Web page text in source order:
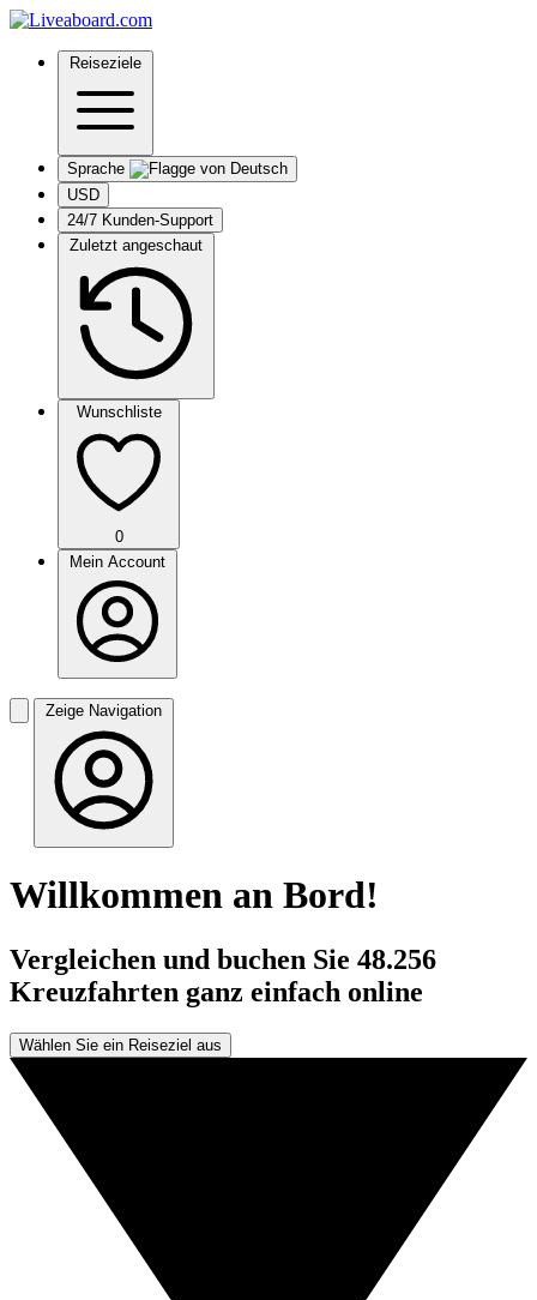
Reiseziele
Sprache
USD
24/7 Kunden-Support
Zuletzt angeschaut
Wunschliste
0
Mein Account
Zeige Navigation
Willkommen an Bord!
Vergleichen und buchen Sie 48.256
Kreuzfahrten ganz einfach online
Wählen Sie ein Reiseziel aus